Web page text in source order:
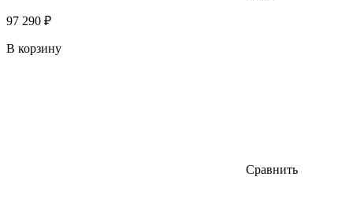
97 290 ₽
В корзину
Сравнить